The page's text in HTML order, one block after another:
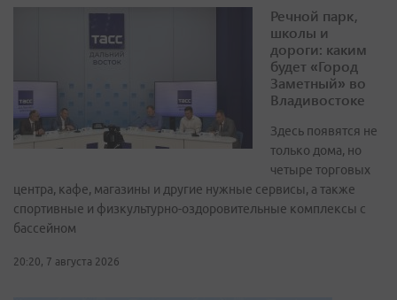
Речной парк,
школы и
дороги: каким
будет «Город
Заметный» во
Владивостоке
Здесь появятся не
только дома, но
четыре торговых
центра, кафе, магазины и другие нужные сервисы, а также
спортивные и физкультурно-оздоровительные комплексы с
бассейном
20:20, 7 августа 2026